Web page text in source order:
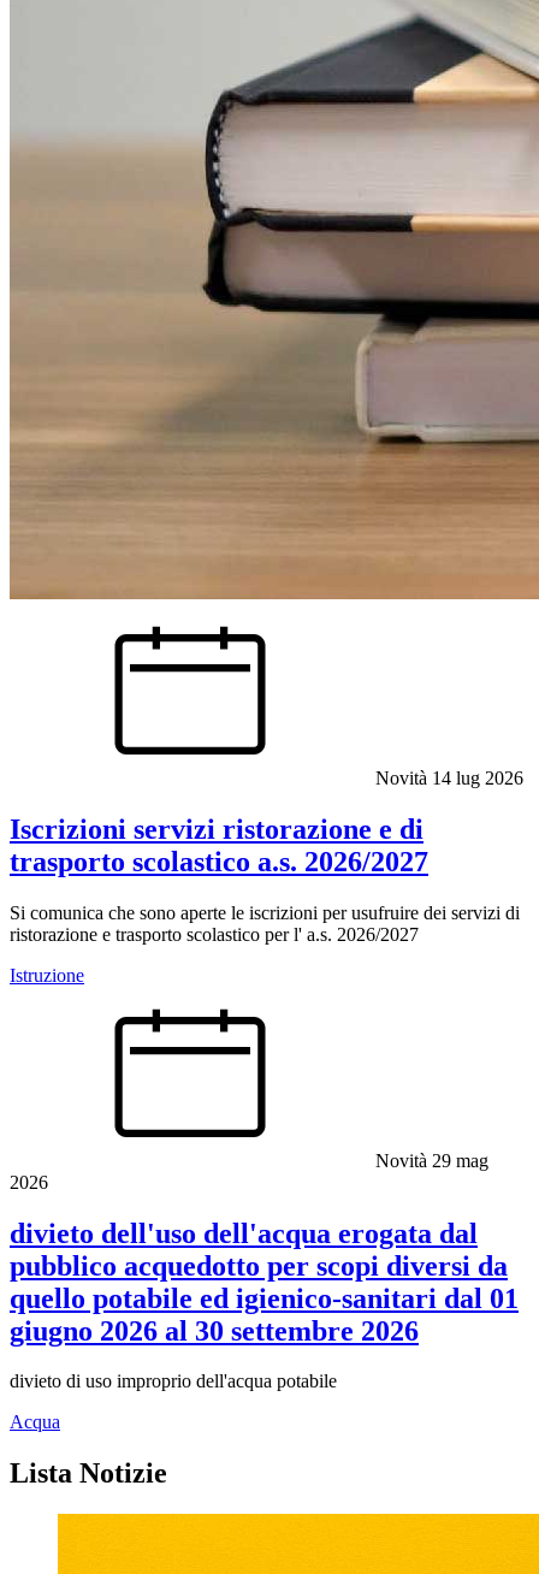
Novità 14 lug 2026
Iscrizioni servizi ristorazione e di
trasporto scolastico a.s. 2026/2027
Si comunica che sono aperte le iscrizioni per usufruire dei servizi di
ristorazione e trasporto scolastico per l' a.s. 2026/2027
Istruzione
Novità 29 mag
2026
divieto dell'uso dell'acqua erogata dal
pubblico acquedotto per scopi diversi da
quello potabile ed igienico-sanitari dal 01
giugno 2026 al 30 settembre 2026
divieto di uso improprio dell'acqua potabile
Acqua
Lista Notizie